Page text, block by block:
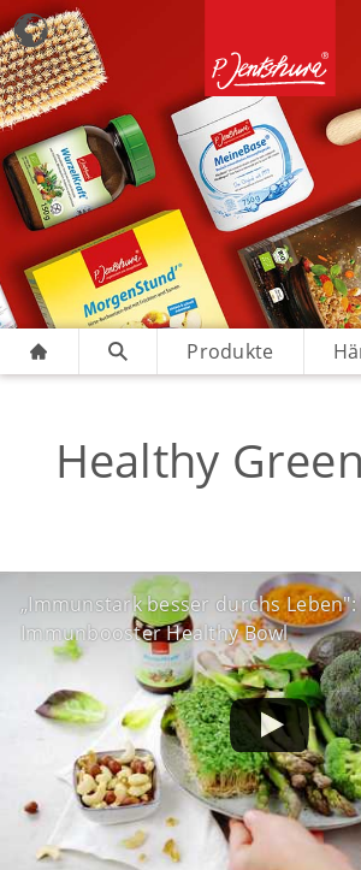
Produkte
Healthy
„Immunstark besser durchs
Immunbooster Healthy Bowl